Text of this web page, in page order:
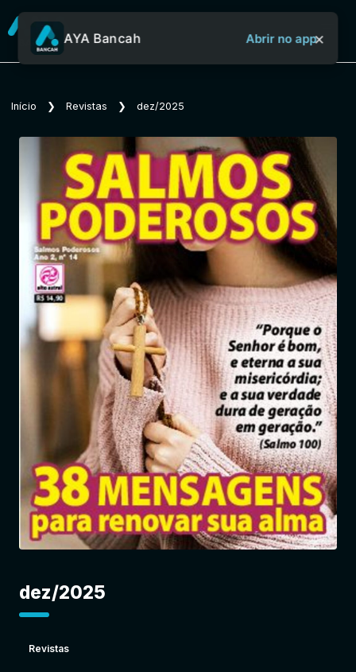
Sobre o Aya Bancah
Início
Revistas
Jornais
Notícias
Entrar
AYA Bancah Abrir no app×
Início ❯ Revistas ❯ dez/2025
dez/2025
Revistas